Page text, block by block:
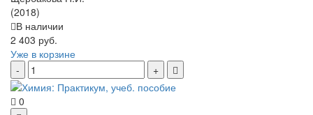
(2018)
В наличии
2 403 руб.
Уже в корзине
0